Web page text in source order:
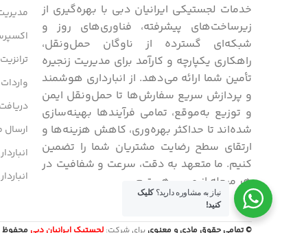
خدمات لجستیکی ایرانیان دبی با بهره‌گیری از
زیرساخت‌های پیشرفته، فناوری‌های روز و
شبکه‌ای گسترده از ناوگان حمل‌ونقل،
راهکاری یکپارچه و کارآمد برای مدیریت زنجیره
تأمین شما ارائه می‌دهد. از انبارداری هوشمند
و پردازش سریع سفارش‌ها تا حمل‌ونقل ایمن
و توزیع به‌موقع، تمامی فرآیندها بهینه‌سازی
شده‌اند تا حداکثر بهره‌وری، کاهش هزینه‌ها و
ارتقای سطح رضایت مشتریان شما را تضمین
کنیم. ما متعهد به دقت، سرعت و شفافیت در
هر مرحله از مسیر هستیم.
ترانزیت
ارسال
© تمامی حقوق مادی و معنوی برای شرکت: لجستیک ایرانیان دبی محفوظ می
نیاز به مشاوره دارید؟کلیک
کنید!